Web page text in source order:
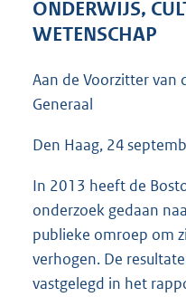
ONDERWIJS,
WETENSCHAP
Aan de Voorzitter van
Generaal
Den Haag, 24
In 2013 heeft de
onderzoek gedaan
publieke omroep om
verhogen. De
vastgelegd in het